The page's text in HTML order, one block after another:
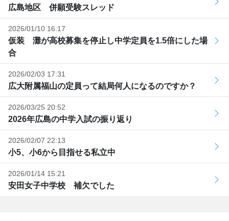
広島地区 併願受験スレッド
2026/01/10 16:17
仮装 灘が高校募集を停止し中学定員を1.5倍にした場
合
2026/02/03 17:31
広大附属福山の定員って結局何人になるのですか？
2026/03/25 20:52
2026年広島の中学入試の振り返り
2026/02/07 22:13
小5、小6から目指せる私立中
2026/01/14 15:21
安田女子中学校 補欠でした